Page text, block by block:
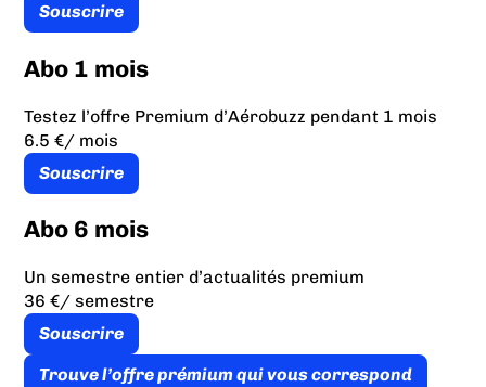
Souscrire
Abo 1 mois
Testez l’offre Premium d’Aérobuzz pendant 1 mois
6.5 €/ mois
Souscrire
Abo 6 mois
Un semestre entier d’actualités premium
36 €/ semestre
Souscrire
Trouve l’offre prémium qui vous correspond